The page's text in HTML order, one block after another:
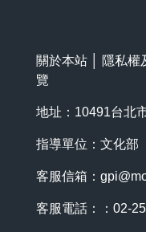
關於本站 隱私權
覽
地址：10491台北
指導單位：文化部
客服信箱：
客服電話：：02-